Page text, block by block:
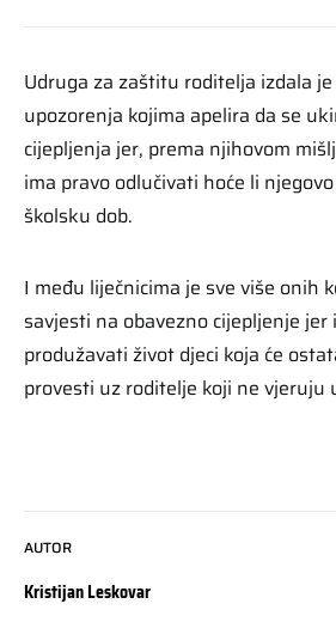
AUTOR
Kristijan Leskovar
Udruga za zaštitu roditelja izdala
upozorenja kojima apelira da se
cijepljenja jer, prema njihovom
ima pravo odlučivati hoće li
školsku dob.
I među liječnicima je sve više onih
savjesti na obavezno cijepljenje jer
produžavati život djeci koja će
provesti uz roditelje koji ne vjeruju